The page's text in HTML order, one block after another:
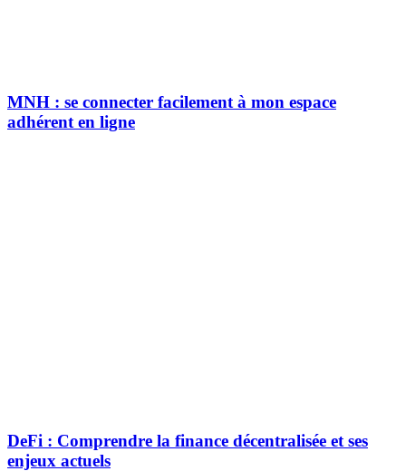
MNH : se connecter facilement à mon espace
adhérent en ligne
DeFi : Comprendre la finance décentralisée et ses
enjeux actuels